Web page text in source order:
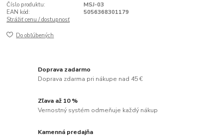
Číslo produktu:
MSJ-03
EAN kód:
5056368301179
Strážiť cenu / dostupnosť
Do obľúbených
Doprava zadarmo
Doprava zdarma pri nákupe nad 45 €
Zľava až 10 %
Vernostný systém odmeňuje každý nákup
Kamenná predajňa